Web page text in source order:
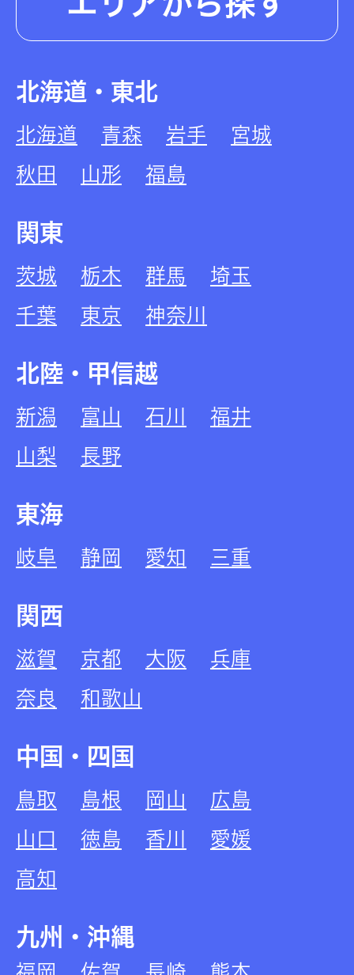
北海道・東北
北海道 青森 岩手
宮城
秋田
山形 福島
関東
茨城 栃木 群馬
埼玉
千葉
東京 神奈川
北陸・甲信越
新潟 富山 石川
福井
山梨
長野
東海
岐阜 静岡 愛知 三重
関西
滋賀 京都 大阪
兵庫
奈良
和歌山
中国・四国
鳥取 島根 岡山
広島
山口
徳島 香川
愛媛
高知
九州・沖縄